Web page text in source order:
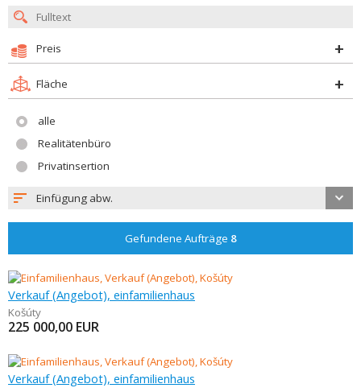
Preis
Fläche
alle
Realitätenbüro
Privatinsertion
Einfügung abw.
Gefundene Aufträge 8
Verkauf (Angebot), einfamilienhaus
Košúty
225 000,00 EUR
Verkauf (Angebot), einfamilienhaus